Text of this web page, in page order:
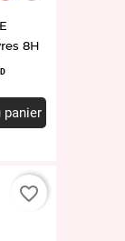
8H
panier
favorite_border